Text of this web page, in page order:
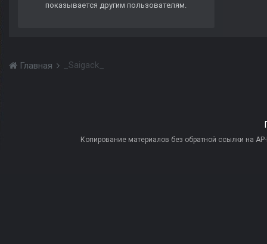
показывается другим пользователям.
Главная _Saigack_
Копирование материалов без обратной ссылки на